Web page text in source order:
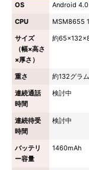
OS
Android 4.0
CPU
MSM8655
サイズ
（幅×高さ
×厚さ）
約
重さ
約132グラ
連続通話
時間
検討中
連続待受
時間
検討中
バッテリ
ー容量
1460mAh